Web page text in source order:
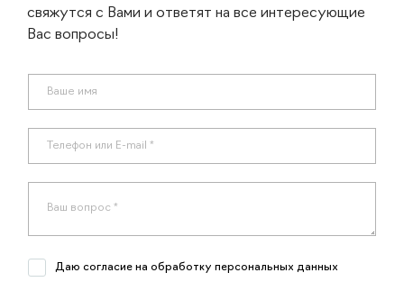
свяжутся с Вами и ответят на все интересующие
Вас вопросы!
Даю согласие на обработку персональных данных